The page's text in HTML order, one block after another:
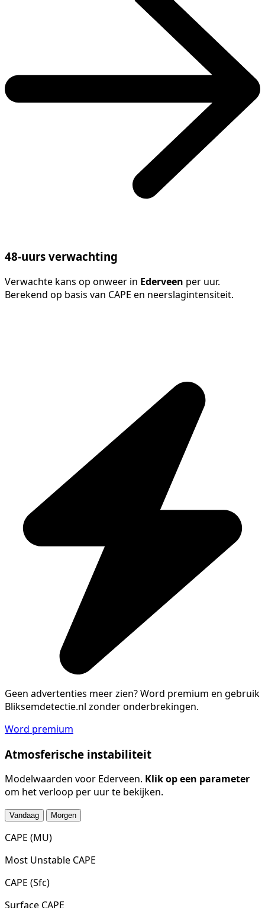
48-uurs verwachting
Verwachte kans op onweer in Ederveen per uur.
Berekend op basis van CAPE en neerslagintensiteit.
Geen advertenties meer zien?Word premium en gebruik
Bliksemdetectie.nl zonder onderbrekingen.
Word premium
Atmosferische instabiliteit
Modelwaarden voor Ederveen. Klik op een parameter
om het verloop per uur te bekijken.
Vandaag Morgen
CAPE (MU)
Most Unstable CAPE
CAPE (Sfc)
Surface CAPE